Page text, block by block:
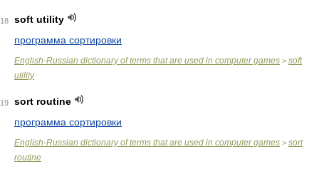
18
soft utility
программа сортировки
English-Russian dictionary of terms that are used in computer games > soft
utility
19
sort routine
программа сортировки
English-Russian dictionary of terms that are used in computer games > sort
routine